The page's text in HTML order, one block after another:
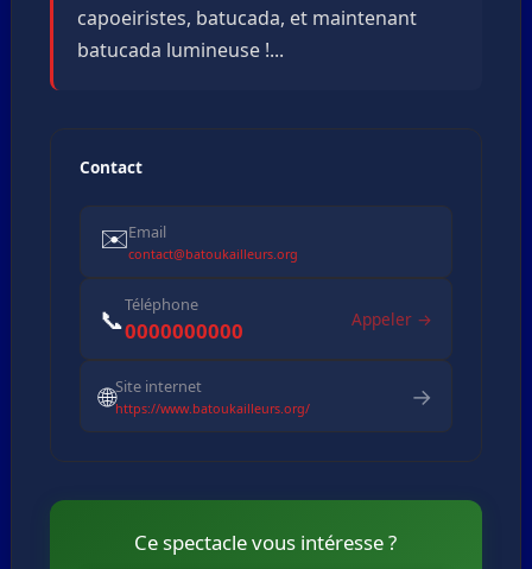
capoeiristes, batucada, et maintenant
batucada lumineuse !...
Contact
✉️Email
contact@batoukailleurs.org
📞Téléphone
0000000000 Appeler →
🌐Site internet
https://www.batoukailleurs.org/ →
Ce spectacle vous intéresse ?